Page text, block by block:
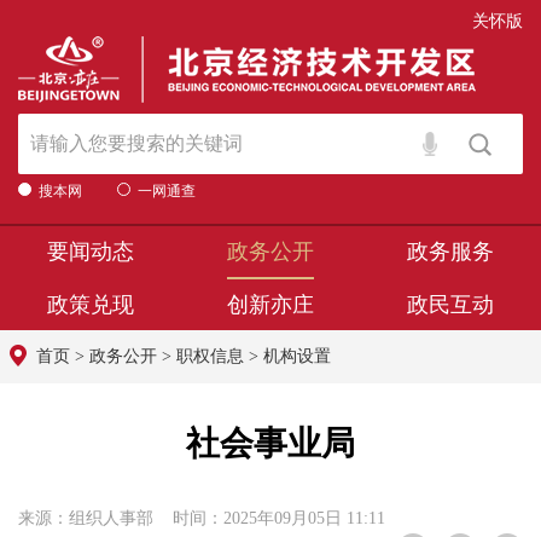
关怀版
搜本网 一网通查
要闻动态 政务公开 政务服务
政策兑现 创新亦庄 政民互动
首页 > 政务公开 > 职权信息 > 机构设置
社会事业局
来源：组织人事部 时间：2025年09月05日 11:11